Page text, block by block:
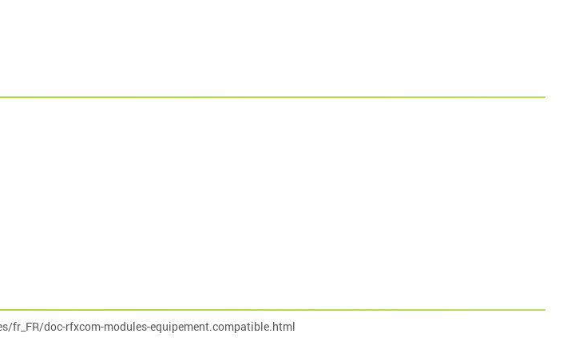
doc-rfxcom-modules-equipement.compatible.html